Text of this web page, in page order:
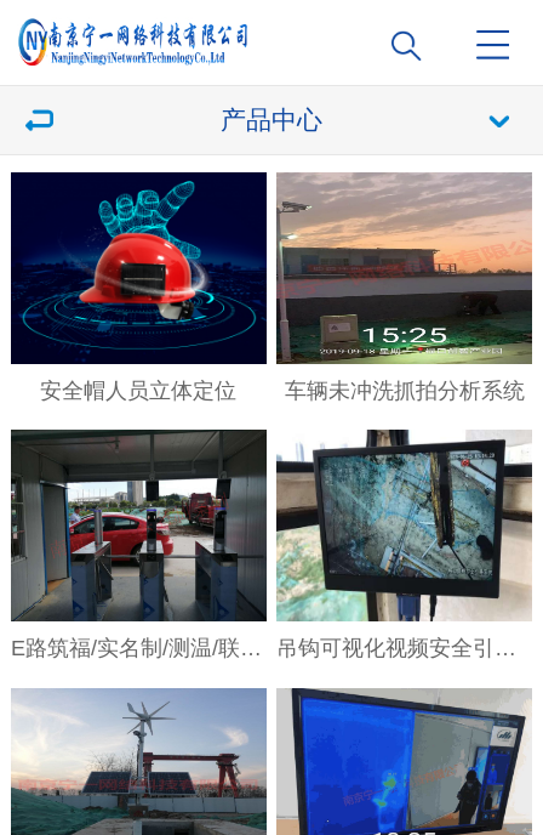
产品中心
安全帽人员立体定位 车辆未冲洗抓拍分析系统
E路筑福/实名制/测温/联动LED屏 吊钩可视化视频安全引导系统